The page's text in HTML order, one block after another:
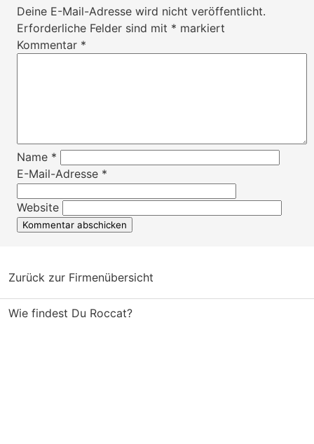
Deine E-Mail-Adresse wird nicht veröffentlicht.
Erforderliche Felder sind mit * markiert
Kommentar *
Name *
E-Mail-Adresse *
Website
Zurück zur Firmenübersicht
Wie findest Du Roccat?